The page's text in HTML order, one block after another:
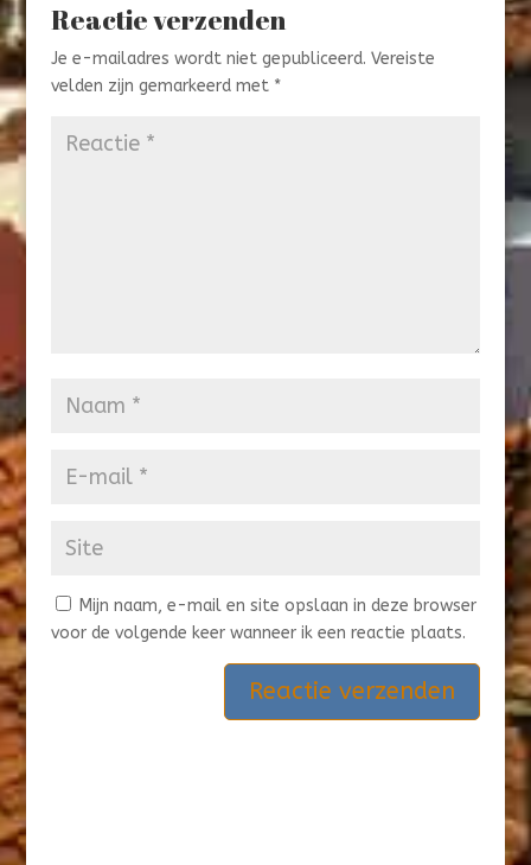
Reactie verzenden
Je e-mailadres wordt niet gepubliceerd. Vereiste
velden zijn gemarkeerd met *
Mijn naam, e-mail en site opslaan in deze browser
voor de volgende keer wanneer ik een reactie plaats.